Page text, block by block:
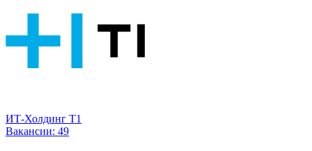
ИТ-Холдинг Т1
Вакансии: 49